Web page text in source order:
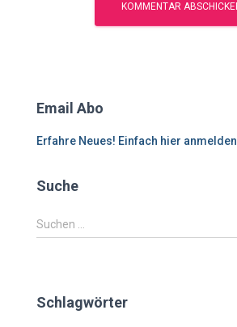
Email Abo
Erfahre Neues! Einfach hier anmelden
Suche
S
u
n
Suchen …
Schlagwörter